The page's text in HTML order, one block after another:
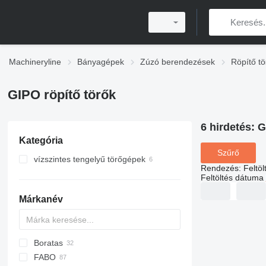
Machineryline Bányagépek Zúzó berendezések Röpítő
GIPO röpítő törők
Kategória
vízszintes tengelyű törőgépek
Márkanév
Boratas
60
C-series
FABO
6 hirdetés:
Szűrő
Rendezés:
Feltöltés dátuma